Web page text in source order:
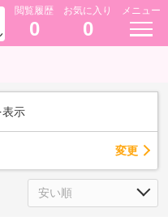
閲覧履歴
0
お気に入り
0
メニュー
表示
変更